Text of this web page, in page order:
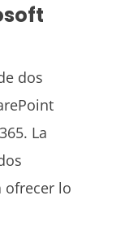
dos
La
ofrecer lo